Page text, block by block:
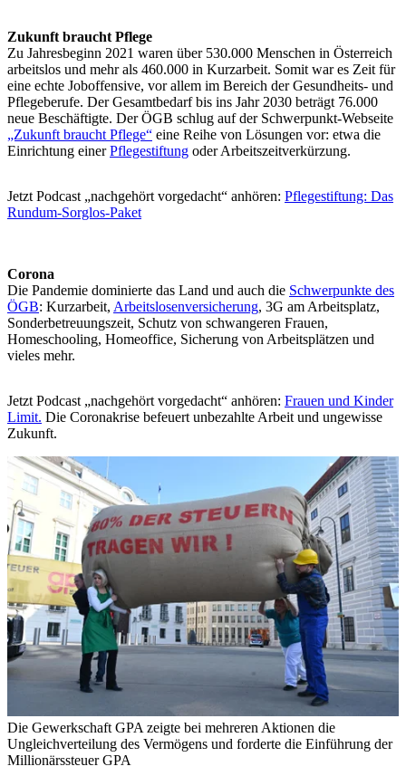
Zukunft braucht Pflege
Zu Jahresbeginn 2021 waren über 530.000 Menschen in Österreich
arbeitslos und mehr als 460.000 in Kurzarbeit. Somit war es Zeit für
eine echte Joboffensive, vor allem im Bereich der Gesundheits- und
Pflegeberufe. Der Gesamtbedarf bis ins Jahr 2030 beträgt 76.000
neue Beschäftigte. Der ÖGB schlug auf der Schwerpunkt-Webseite
„Zukunft braucht Pflege“ eine Reihe von Lösungen vor: etwa die
Einrichtung einerPflegestiftung oder Arbeitszeitverkürzung.
Jetzt Podcast „nachgehört vorgedacht“ anhören: Pflegestiftung: Das
Rundum-Sorglos-Paket
Corona
Die Pandemie dominierte das Land und auch die Schwerpunkte des
ÖGB: Kurzarbeit, Arbeitslosenversicherung, 3G am Arbeitsplatz,
Sonderbetreuungszeit, Schutz von schwangeren Frauen,
Homeschooling, Homeoffice, Sicherung von Arbeitsplätzen und
vieles mehr.
Jetzt Podcast „nachgehört vorgedacht“ anhören: Frauen und Kinder
Limit. Die Coronakrise befeuert unbezahlte Arbeit und ungewisse
Zukunft.
Die Gewerkschaft GPA zeigte bei mehreren Aktionen die
Ungleichverteilung des Vermögens und forderte die Einführung der
Millionärssteuer GPA